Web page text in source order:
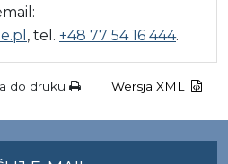
, tel. +48 77 54 16 444.
do druku Wersja XML